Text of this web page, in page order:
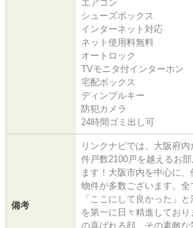
エアコン
シューズボックス
インターネット対応
ネット使用料無料
オートロック
TVモニタ付インターホン
宅配ボックス
ディンプルキー
防犯カメラ
24時間ゴミ出し可
備考
リンクナビでは、大阪府
件戸数2100戸を越えるお
ます！大阪市内を中心に
物件が多数ございます。全
「ここにして良かった」
を第一に日々精進してお
の喜ばれる顔、その素敵